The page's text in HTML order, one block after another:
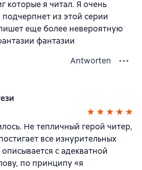
которые я читал. Я очень
из этой серии
еще более невероятную
фантазии
Antworten
Не тепличный герой читер,
все изнурительных
с адекватной
по принципу «я